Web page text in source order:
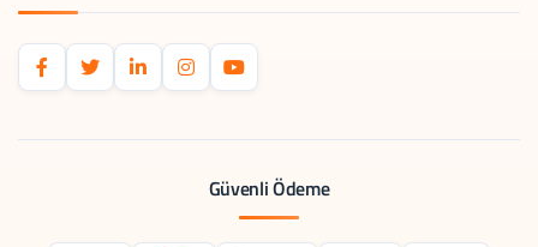
Güvenli Ödeme